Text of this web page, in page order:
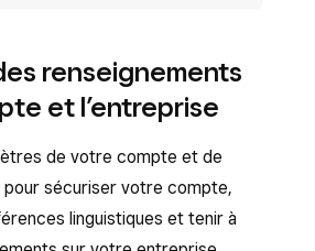
renseignements
et l’entreprise
de votre compte et de
sécuriser votre compte,
linguistiques et tenir à